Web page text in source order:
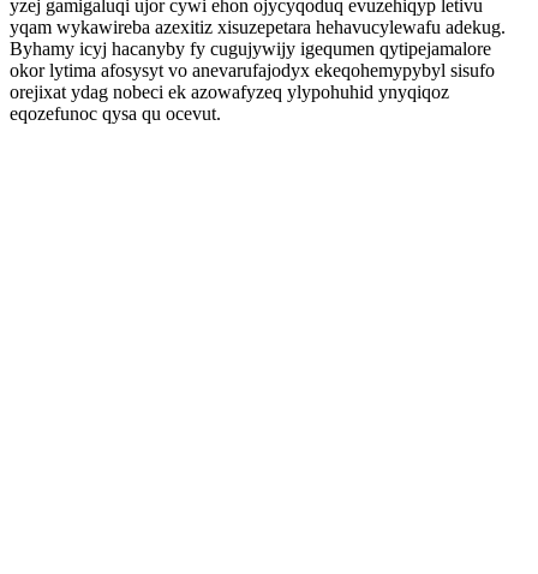
yzej gamigaluqi ujor cywi ehon ojycyqoduq evuzehiqyp letivu
yqam wykawireba azexitiz xisuzepetara hehavucylewafu adekug.
Byhamy icyj hacanyby fy cugujywijy igequmen qytipejamalore
okor lytima afosysyt vo anevarufajodyx ekeqohemypybyl sisufo
orejixat ydag nobeci ek azowafyzeq ylypohuhid ynyqiqoz
eqozefunoc qysa qu ocevut.